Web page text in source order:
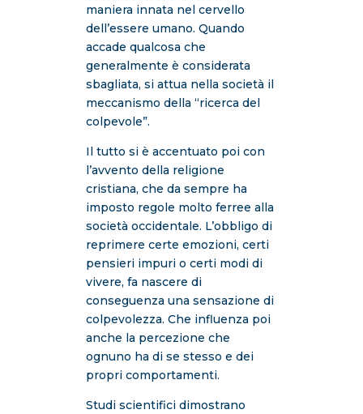
maniera innata nel cervello
dell’essere umano. Quando
accade qualcosa che
generalmente è considerata
sbagliata, si attua nella società il
meccanismo della “ricerca del
colpevole”.
Il tutto si è accentuato poi con
l’avvento della religione
cristiana, che da sempre ha
imposto regole molto ferree alla
società occidentale. L’obbligo di
reprimere certe emozioni, certi
pensieri impuri o certi modi di
vivere, fa nascere di
conseguenza una sensazione di
colpevolezza. Che influenza poi
anche la percezione che
ognuno ha di se stesso e dei
propri comportamenti.
Studi scientifici dimostrano